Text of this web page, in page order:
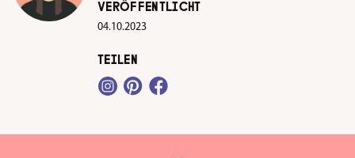
VERÖFFENTLICHT
04.10.2023
TEILEN